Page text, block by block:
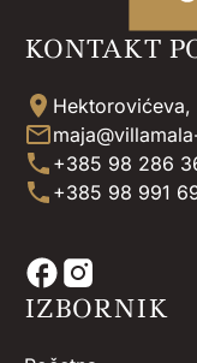
KONTAKT
Hektorovićeva,
+385 98 286
+385 98 991
IZBORNIK